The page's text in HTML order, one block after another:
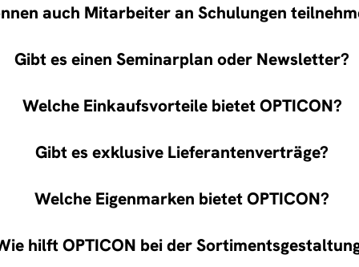
auch Mitarbeiter an Schulungen
Gibt es einen Seminarplan oder Newsletter?
Welche Einkaufsvorteile bietet OPTICON?
Gibt es exklusive Lieferantenverträge?
Welche Eigenmarken bietet OPTICON?
hilft OPTICON bei der